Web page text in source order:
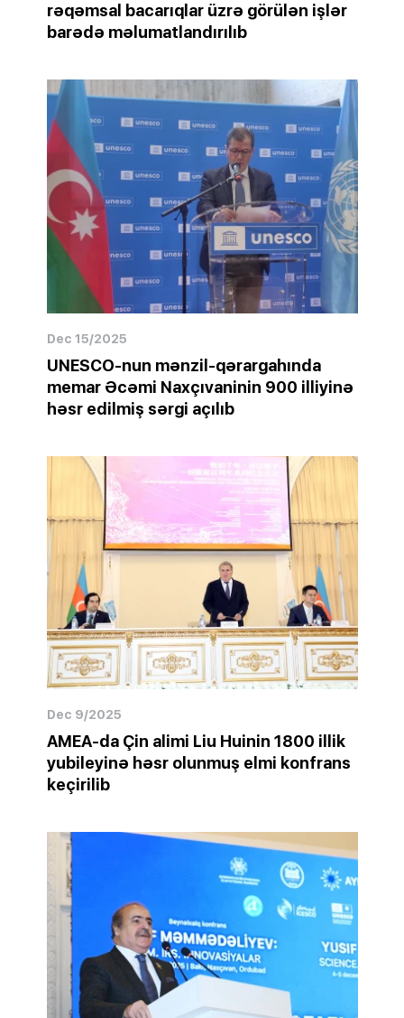
rəqəmsal bacarıqlar üzrə görülən işlər
barədə məlumatlandırılıb
Dec 15/2025
UNESCO-nun mənzil-qərargahında
memar Əcəmi Naxçıvaninin 900 illiyinə
həsr edilmiş sərgi açılıb
Dec 9/2025
AMEA-da Çin alimi Liu Huinin 1800 illik
yubileyinə həsr olunmuş elmi konfrans
keçirilib